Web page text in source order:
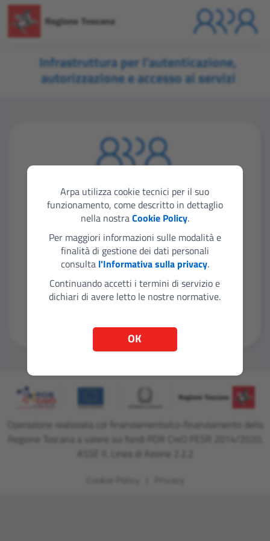
Infrastruttura per l'autenticazione,
autorizzazione e accesso ai servizi
vuoi utilizzare per accedere
Entra con CIE
Operazione realizzata col finanziamento/co-finanziamento della
Regione Toscana a valere sui fondi POR CreO FESR 2014/2020,
Arpa utilizza cookie tecnici per il suo
funzionamento, come descritto in dettaglio
nella nostraCookie Policy.
Per maggiori informazioni sulle modalità e
finalità di gestione dei dati personali
consulta l'Informativa sulla privacy.
Continuando accetti i termini di servizio e
dichiari di avere letto le nostre normative.
OK